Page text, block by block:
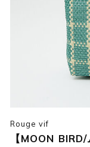
Rouge vif
【MOON